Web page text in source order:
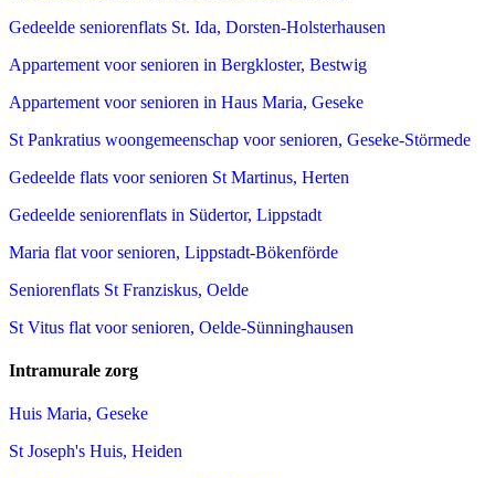
Gedeelde seniorenflats St. Ida, Dorsten-Holsterhausen
Appartement voor senioren in Bergkloster, Bestwig
Appartement voor senioren in Haus Maria, Geseke
St Pankratius woongemeenschap voor senioren, Geseke-Störmede
Gedeelde flats voor senioren St Martinus, Herten
Gedeelde seniorenflats in Südertor, Lippstadt
Maria flat voor senioren, Lippstadt-Bökenförde
Seniorenflats St Franziskus, Oelde
St Vitus flat voor senioren, Oelde-Sünninghausen
Intramurale zorg
Huis Maria, Geseke
St Joseph's Huis, Heiden